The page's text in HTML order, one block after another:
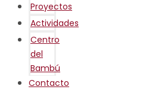
Proyectos
Actividades
Centro
del
Bambú
Contacto